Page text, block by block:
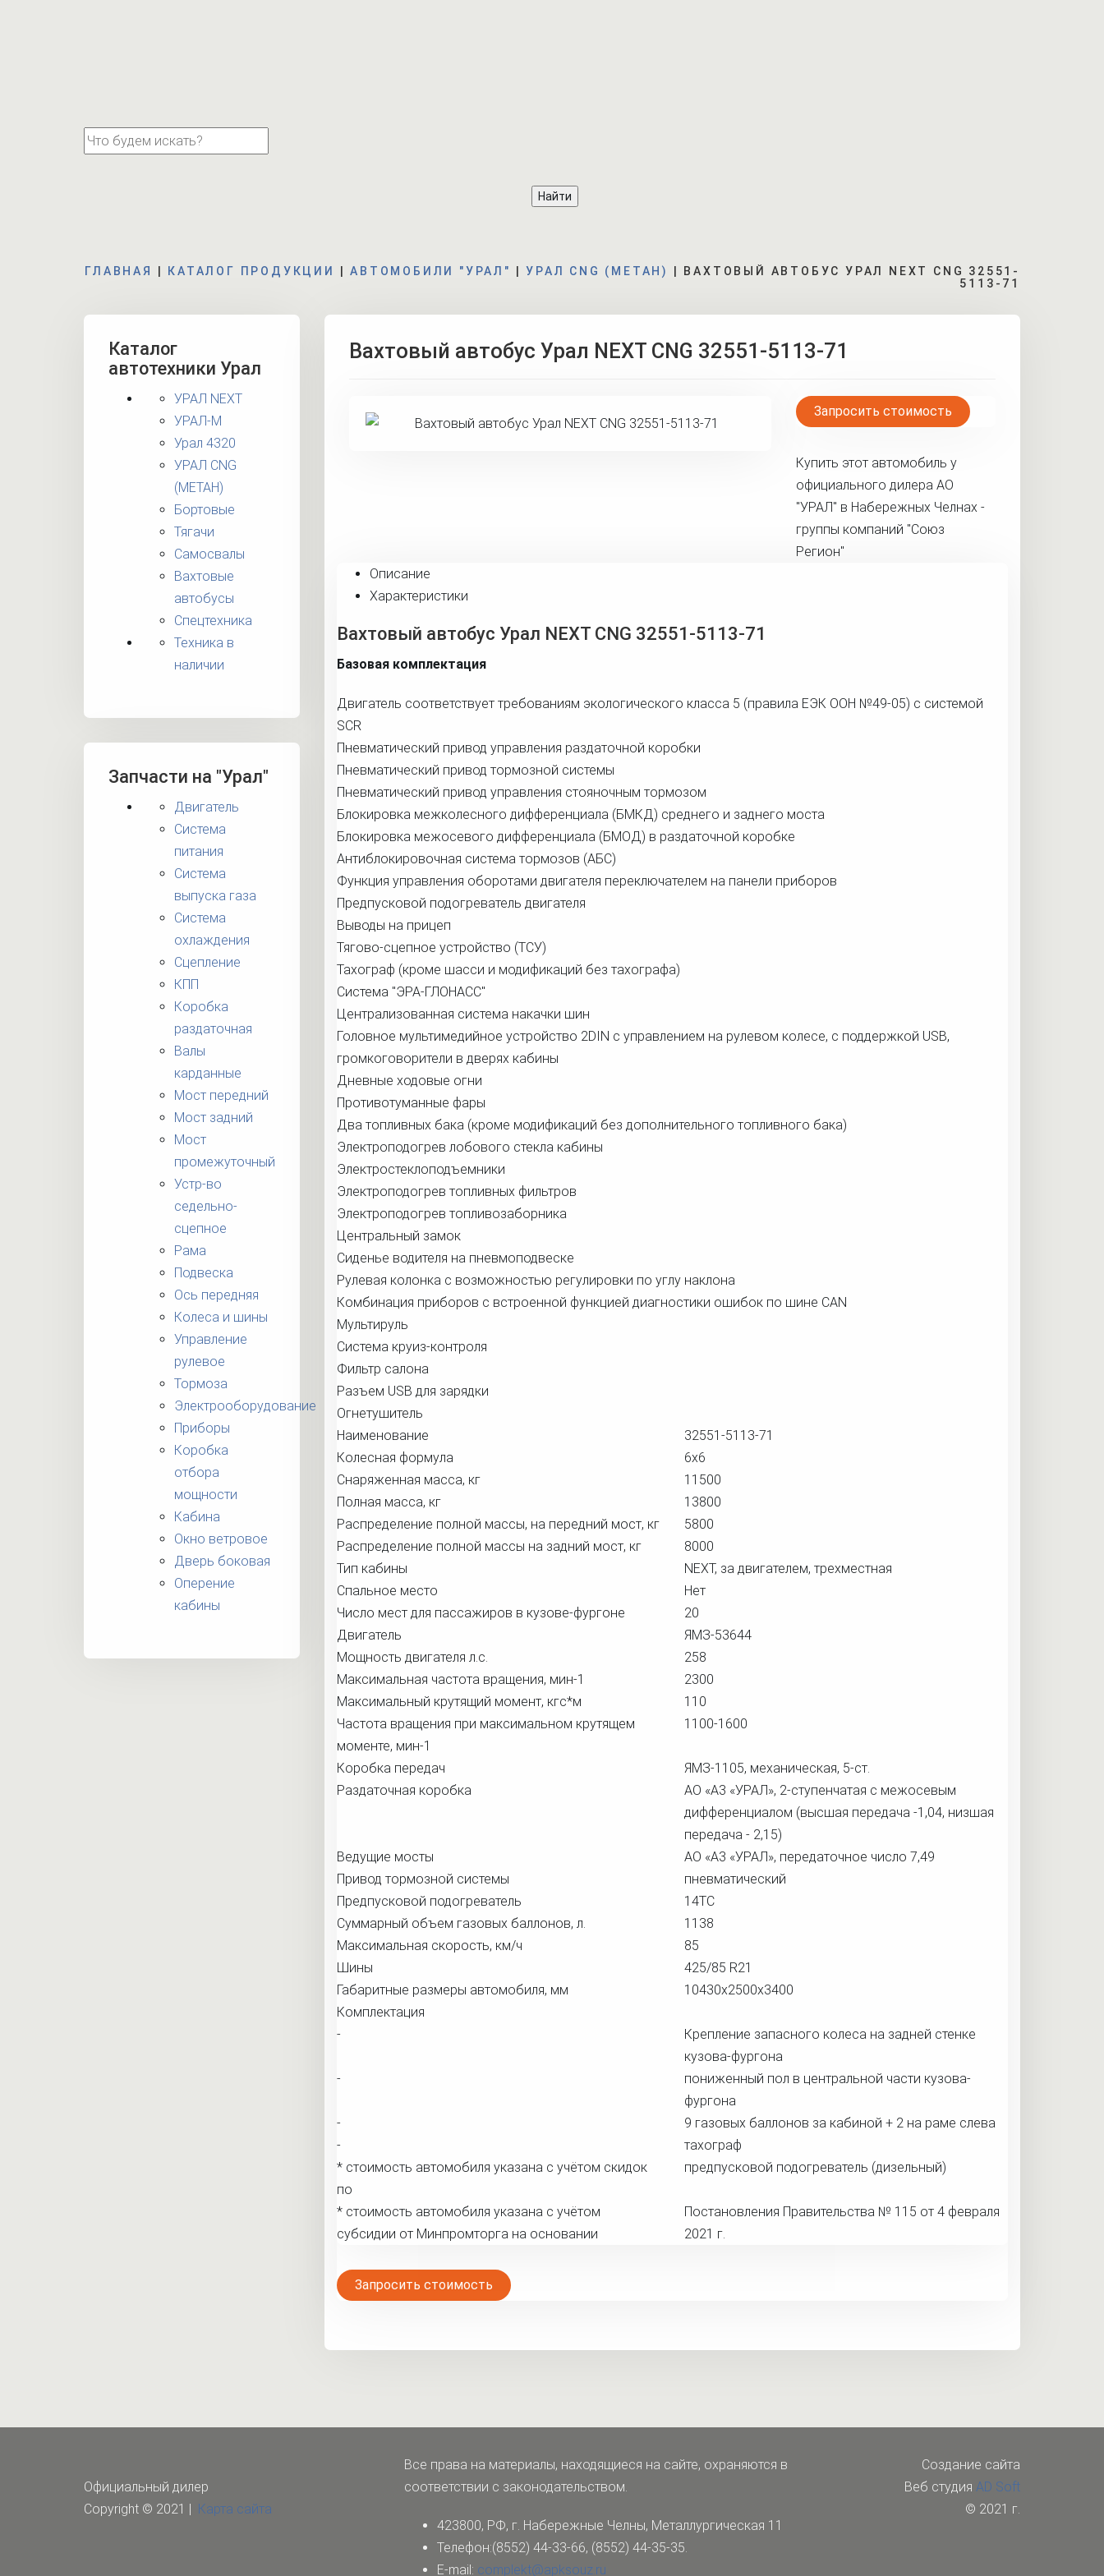
ГЛАВНАЯ КАТАЛОГ ПРОДУКЦИИ |АВТОМОБИЛИ "УРАЛ" |УРАЛ CNG (МЕТАН)
ВАХТОВЫЙ АВТОБУС УРАЛ NEXT CNG 32551-
5113-71
Каталог
автотехники Урал
УРАЛ NEXT
УРАЛ-М
Урал 4320
УРАЛ CNG
(МЕТАН)
Бортовые
Тягачи
Самосвалы
Вахтовые
автобусы
Спецтехника
Техника в
наличии
Запчасти на "Урал"
Двигатель
Система
питания
Система
выпуска газа
Система
охлаждения
Сцепление
КПП
Коробка
раздаточная
Валы
карданные
Мост передний
Мост задний
Мост
промежуточный
Устр-во
седельно-
сцепное
Рама
Подвеска
Ось передняя
Колеса и шины
Управление
рулевое
Тормоза
Электрооборудование
Приборы
Коробка
отбора
мощности
Кабина
Окно ветровое
Дверь боковая
Оперение
кабины
Вахтовый автобус Урал NEXT CNG 32551-5113-71
Запросить стоимость
Купить этот автомобиль у
официального дилера АО
"УРАЛ" в Набережных Челнах -
группы компаний "Союз
Регион"
Описание
Характеристики
Вахтовый автобус Урал NEXT CNG 32551-5113-71
Базовая комплектация
Двигатель соответствует требованиям экологического класса 5 (правила ЕЭК ООН №49-05) с системой
SCR
Пневматический привод управления раздаточной коробки
Пневматический привод тормозной системы
Пневматический привод управления стояночным тормозом
Блокировка межколесного дифференциала (БМКД) среднего и заднего моста
Блокировка межосевого дифференциала (БМОД) в раздаточной коробке
Антиблокировочная система тормозов (АБС)
Функция управления оборотами двигателя переключателем на панели приборов
Предпусковой подогреватель двигателя
Выводы на прицеп
Тягово-сцепное устройство (ТСУ)
Тахограф (кроме шасси и модификаций без тахографа)
Система "ЭРА-ГЛОНАСС"
Централизованная система накачки шин
Головное мультимедийное устройство 2DIN с управлением на рулевом колесе, с поддержкой USB,
громкоговорители в дверях кабины
Дневные ходовые огни
Противотуманные фары
Два топливных бака (кроме модификаций без дополнительного топливного бака)
Электроподогрев лобового стекла кабины
Электростеклоподъемники
Электроподогрев топливных фильтров
Электроподогрев топливозаборника
Центральный замок
Сиденье водителя на пневмоподвеске
Рулевая колонка с возможностью регулировки по углу наклона
Комбинация приборов с встроенной функцией диагностики ошибок по шине CAN
Мультируль
Система круиз-контроля
Фильтр салона
Разъем USB для зарядки
Огнетушитель
Наименование
32551-5113-71
Колесная формула
6x6
Снаряженная масса, кг
11500
Полная масса, кг
13800
Распределение полной массы, на передний мост, кг
5800
Распределение полной массы на задний мост, кг
8000
Тип кабины
NEXT, за двигателем, трехместная
Спальное место
Нет
Число мест для пассажиров в кузове-фургоне
20
Двигатель
ЯМЗ-53644
Мощность двигателя л.с.
258
Максимальная частота вращения, мин-1
2300
Максимальный крутящий момент, кгс*м
110
Частота вращения при максимальном крутящем
моменте, мин-1
1100-1600
Коробка передач
ЯМЗ-1105, механическая, 5-ст.
Раздаточная коробка
АО «A3 «УРАЛ», 2-ступенчатая с межосевым
дифференциалом (высшая передача -1,04, низшая
передача - 2,15)
Ведущие мосты
АО «A3 «УРАЛ», передаточное число 7,49
Привод тормозной системы
пневматический
Предпусковой подогреватель
14ТС
Суммарный объем газовых баллонов, л.
1138
Максимальная скорость, км/ч
85
Шины
425/85 R21
Габаритные размеры автомобиля, мм
10430х2500х3400
Комплектация
-
Крепление запасного колеса на задней стенке
кузова-фургона
-
пониженный пол в центральной части кузова-
фургона
-
9 газовых баллонов за кабиной + 2 на раме слева
-
тахограф
* стоимость автомобиля указана с учётом скидок
по
предпусковой подогреватель (дизельный)
* стоимость автомобиля указана с учётом
субсидии от Минпромторга на основании
Постановления Правительства № 115 от 4 февраля
2021 г.
Запросить стоимость
Официальный дилер
Copyright © 2021 | Карта сайта
Все права на материалы, находящиеся на сайте, охраняются в
соответствии с законодательством.
423800, РФ, г. Набережные Челны, Металлургическая 11
Телефон:(8552) 44-33-66, (8552) 44-35-35.
E-mail: complekt@apksouz.ru
Cоздание сайта
Веб студия AD Soft
© 2021 г.